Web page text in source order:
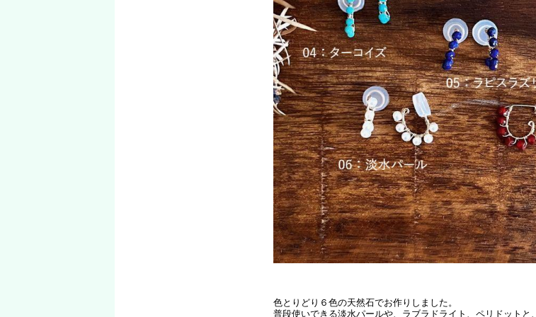
色とりどり６色の天然石でお作りしました。
普段使いできる淡水パールや、ラブラドライト、ペリドットと、